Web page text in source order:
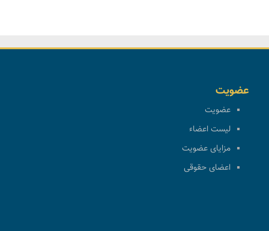
عضویت
عضویت
لیست اعضاء
مزایای عضویت
اعضای حقوقی